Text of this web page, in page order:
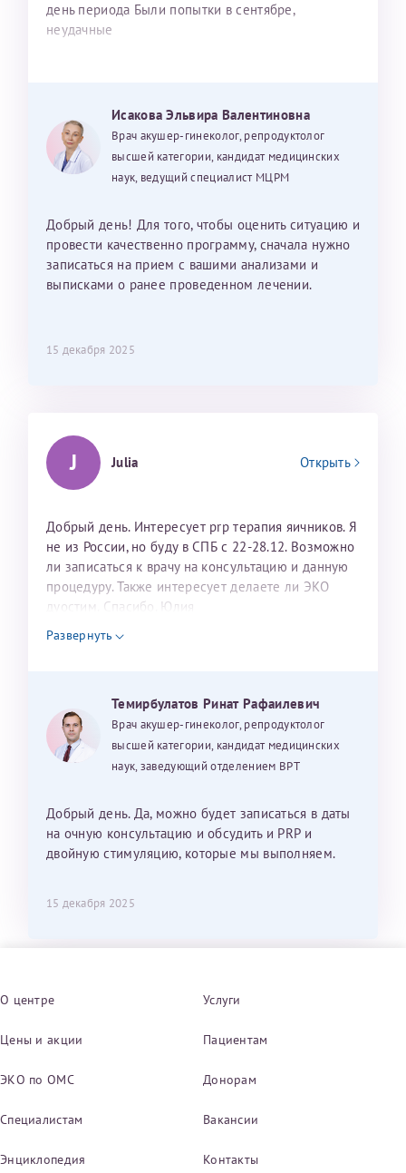
день периода Были попытки в сентябре,
неудачные
Исакова Эльвира Валентиновна
Врач акушер-гинеколог, репродуктолог
высшей категории, кандидат медицинских
наук, ведущий специалист МЦРМ
Добрый день! Для того, чтобы оценить ситуацию и
провести качественно программу, сначала нужно
записаться на прием с вашими анализами и
выписками о ранее проведенном лечении.
15 декабря 2025
J Julia Открыть
Добрый день. Интересует prp терапия яичников. Я
не из России, но буду в СПБ с 22-28.12. Возможно
ли записаться к врачу на консультацию и данную
процедуру. Также интересует делаете ли ЭКО
дуостим. Спасибо. Юлия
Развернуть
Темирбулатов Ринат Рафаилевич
Врач акушер-гинеколог, репродуктолог
высшей категории, кандидат медицинских
наук, заведующий отделением ВРТ
Добрый день. Да, можно будет записаться в даты
на очную консультацию и обсудить и PRP и
двойную стимуляцию, которые мы выполняем.
15 декабря 2025
О центре Услуги
Цены и акции Пациентам
ЭКО по ОМС Донорам
Специалистам Вакансии
Энциклопедия Контакты